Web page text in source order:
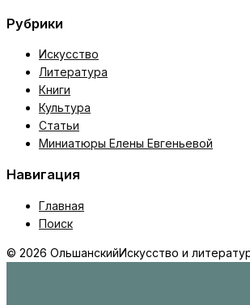
Рубрики
Искусство
Литература
Книги
Культура
Статьи
Миниатюры Елены Евгеньевой
Навигация
Главная
Поиск
© 2026 ОльшанскийИскусство и